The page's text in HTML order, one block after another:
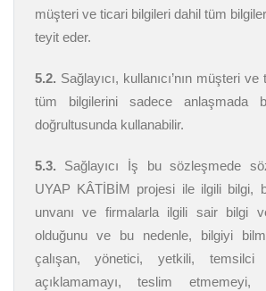
müşteri ve ticari bilgileri dahil tüm
teyit eder.
5.2. Sağlayıcı, kullanıcı’nın müşteri
tüm bilgilerini sadece anlaşmada
doğrultusunda kullanabilir.
5.3. Sağlayıcı İş bu sözleşmede
UYAP KÂTİBİM projesi ile ilgili bilgi,
unvanı ve firmalarla ilgili sair bilgi
olduğunu ve bu nedenle, bilgiyi
çalışan, yönetici, yetkili, temsilci
açıklamamayı, teslim